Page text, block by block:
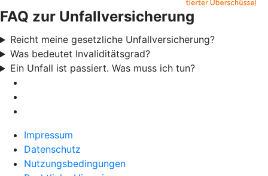
FAQ zur Unfallversicherung
Reicht meine gesetzliche Unfallversicherung?
Was bedeutet Invaliditätsgrad?
Ein Unfall ist passiert. Was muss ich tun?
Impressum
Datenschutz
Nutzungsbedingungen